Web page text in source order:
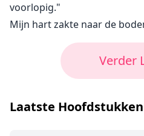
voorlopig."
Mijn hart zakte naar de
Verder
Laatste Hoofdstukken